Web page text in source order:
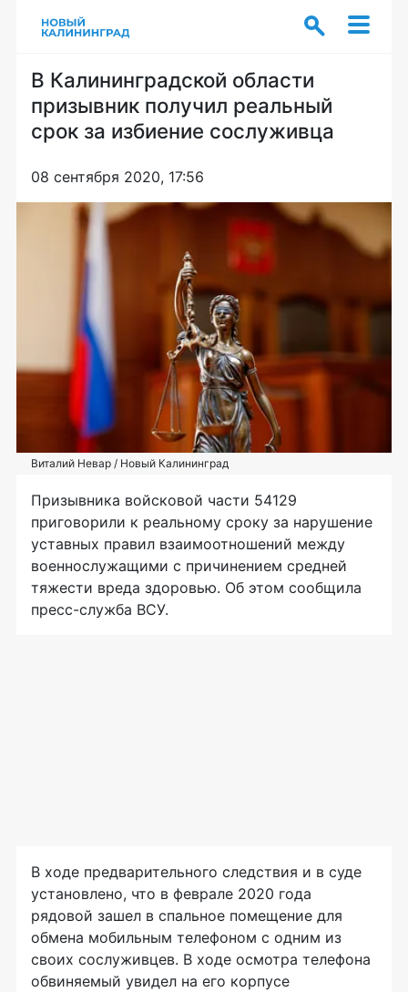
В Калининградской области
призывник получил реальный
срок за избиение сослуживца
08 сентября 2020, 17:56
Виталий Невар / Новый Калининград
Призывника войсковой части 54129
приговорили к реальному сроку за нарушение
уставных правил взаимоотношений между
военнослужащими с причинением средней
тяжести вреда здоровью. Об этом сообщила
пресс-служба ВСУ.
В ходе предварительного следствия и в суде
установлено, что в феврале 2020 года
рядовой зашел в спальное помещение для
обмена мобильным телефоном с одним из
своих сослуживцев. В ходе осмотра телефона
обвиняемый увидел на его корпусе